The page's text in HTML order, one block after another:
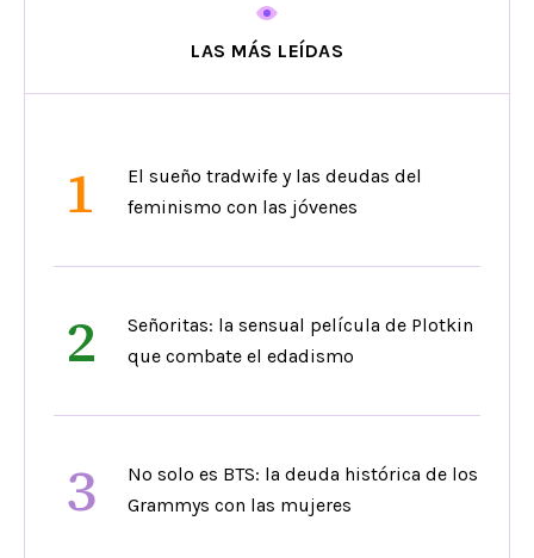
LAS MÁS LEÍDAS
1
El sueño tradwife y las deudas del
feminismo con las jóvenes
2
Señoritas: la sensual película de Plotkin
que combate el edadismo
3
No solo es BTS: la deuda histórica de los
Grammys con las mujeres